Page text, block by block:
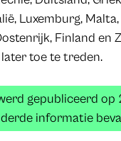
Luxemburg,
Finland en
toe te treden.
gepubliceerd
informatie